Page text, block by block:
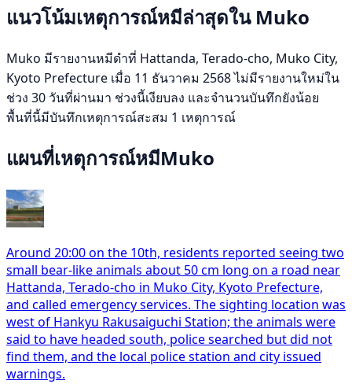
แนวโน้มเหตุการณ์หมีล่าสุดใน Muko
Muko มีรายงานหมีดำที่ Hattanda, Terado-cho, Muko City,
Kyoto Prefecture เมื่อ 11 ธันวาคม 2568 ไม่มีรายงานใหม่ใน
ช่วง 30 วันที่ผ่านมา ช่วงนี้เงียบลง และจำนวนบันทึกยังน้อย
พื้นที่นี้มีบันทึกเหตุการณ์สะสม 1 เหตุการณ์
แผนที่เหตุการณ์หมีMuko
Around 20:00 on the 10th, residents reported seeing two
small bear-like animals about 50 cm long on a road near
Hattanda, Terado-cho in Muko City, Kyoto Prefecture,
and called emergency services. The sighting location was
west of Hankyu Rakusaiguchi Station; the animals were
said to have headed south, police searched but did not
find them, and the local police station and city issued
warnings.